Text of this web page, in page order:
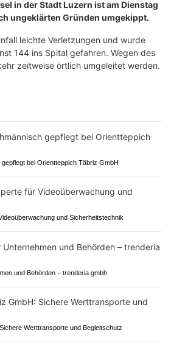
in der Stadt Luzern ist am Dienstag
ungeklärten Gründen umgekippt.
leichte Verletzungen und wurde
144 ins Spital gefahren. Wegen des
zeitweise örtlich umgeleitet werden.
bei Orientteppich Täbriz GmbH
und Sicherheitstechnik
und Behörden – trenderia gmbh
Werttransporte und Begleitschutz